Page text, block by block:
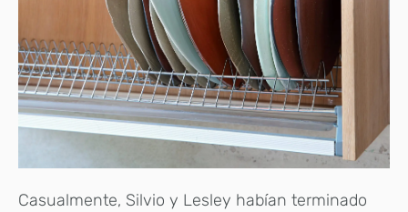
Casualmente, Silvio y Lesley habían terminado